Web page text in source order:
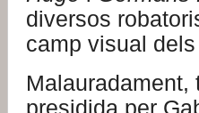
diversos
camp visual
Malauradament,
presidida per